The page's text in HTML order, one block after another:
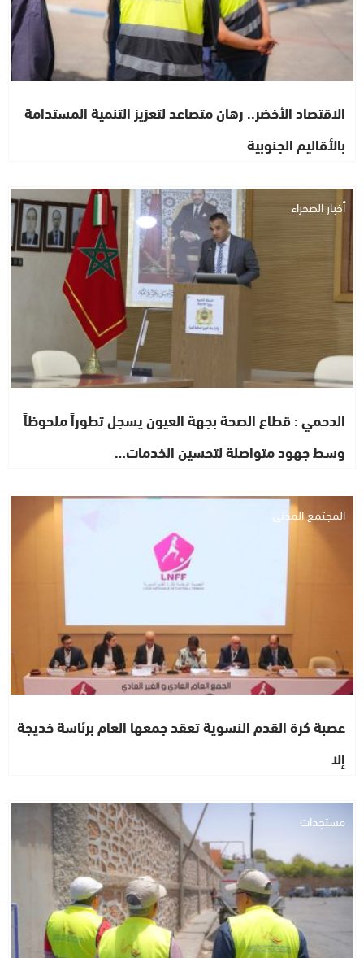
الاقتصاد الأخضر.. رهان متصاعد لتعزيز التنمية المستدامة
بالأقاليم الجنوبية
أخبار الصحراء
الدحمي : قطاع الصحة بجهة العيون يسجل تطوراً ملحوظاً
وسط جهود متواصلة لتحسين الخدمات…
المجتمع المدني
عصبة كرة القدم النسوية تعقد جمعها العام برئاسة خديجة
إلا
مستجدات